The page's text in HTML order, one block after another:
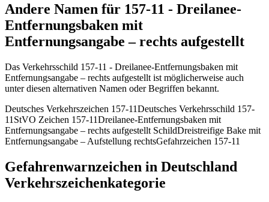
Andere Namen für 157-11 - Dreilanee-
Entfernungsbaken mit
Entfernungsangabe – rechts aufgestellt
Das Verkehrsschild 157-11 - Dreilanee-Entfernungsbaken mit
Entfernungsangabe – rechts aufgestellt ist möglicherweise auch
unter diesen alternativen Namen oder Begriffen bekannt.
Deutsches Verkehrszeichen 157-11Deutsches Verkehrsschild 157-
11 StVO Zeichen 157-11Dreilanee-Entfernungsbaken mit
Entfernungsangabe – rechts aufgestellt SchildDreistreifige Bake mit
Entfernungsangabe – Aufstellung rechtsGefahrzeichen 157-11
Gefahrenwarnzeichen in Deutschland
Verkehrszeichenkategorie